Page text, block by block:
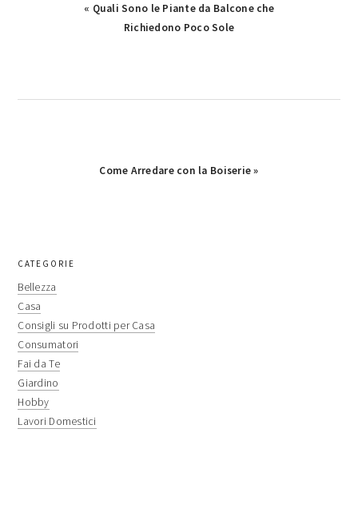
Previous
« Quali Sono le Piante da Balcone che
Richiedono Poco Sole
Next
Come Arredare con la Boiserie »
primary
sidebar
CATEGORIE
Bellezza
Casa
Consigli su Prodotti per Casa
Consumatori
Fai da Te
Giardino
Hobby
Lavori Domestici